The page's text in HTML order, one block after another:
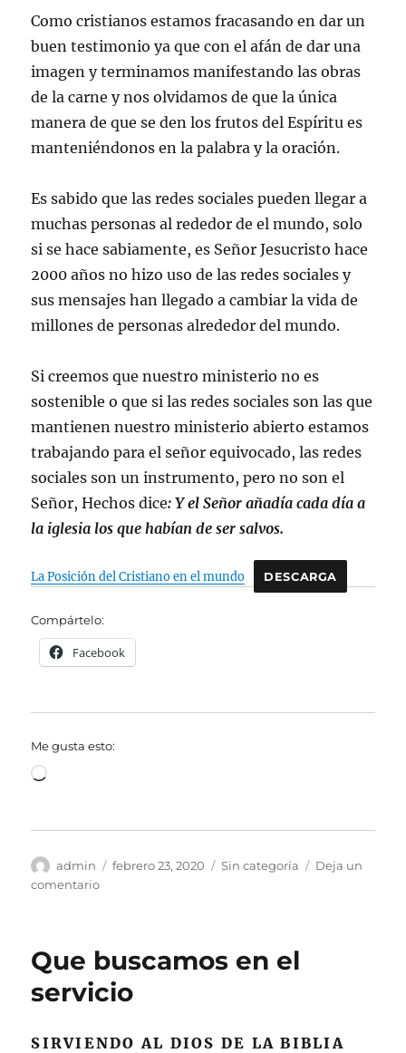
Como cristianos estamos fracasando en dar un
buen testimonio ya que con el afán de dar una
imagen y terminamos manifestando las obras
de la carne y nos olvidamos de que la única
manera de que se den los frutos del Espíritu es
manteniéndonos en la palabra y la oración.
Es sabido que las redes sociales pueden llegar a
muchas personas al rededor de el mundo, solo
si se hace sabiamente, es Señor Jesucristo hace
2000 años no hizo uso de las redes sociales y
sus mensajes han llegado a cambiar la vida de
millones de personas alrededor del mundo.
Si creemos que nuestro ministerio no es
sostenible o que si las redes sociales son las que
mantienen nuestro ministerio abierto estamos
trabajando para el señor equivocado, las redes
sociales son un instrumento, pero no son el
Señor, Hechos dice: Y el Señor añadía cada día a
la iglesia los que habían de ser salvos.
La Posición del Cristiano en el mundo DESCARGA
Compártelo:
Facebook
Me gusta esto:
Cargando...
Autor
admin
Publicado
febrero 23, 2020 Categorías
Sin categoría
Deja un
comentarioen
Cristiano
en
el
Que buscamos en el
servicio
SIRVIENDO AL DIOS DE LA BIBLIA